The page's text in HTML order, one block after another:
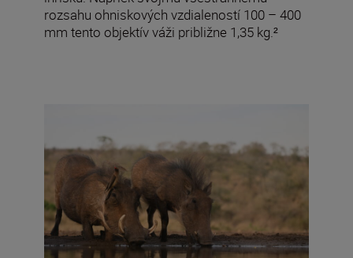
rozsahu ohniskových vzdialeností 100 – 400
mm tento objektív váži približne 1,35 kg.²